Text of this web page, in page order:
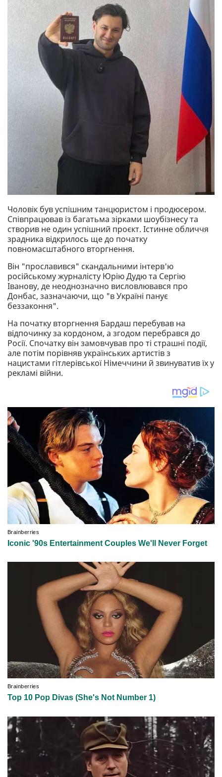
Чоловік був успішним танцюристом і продюсером.
Співпрацював із багатьма зірками шоубізнесу та
створив не один успішний проєкт. Істинне обличчя
зрадника відкрилось ще до початку
повномасштабного вторгнення.
Він "прославився" скандальними інтерв'ю
російському журналісту Юрію Дудю та Сергію
Іванову, де неоднозначно висловлювався про
Донбас, зазначаючи, що "в Україні панує
беззаконня".
На початку вторгнення Бардаш перебував на
відпочинку за кордоном, а згодом перебрався до
Росії. Спочатку він замовчував про ті страшні події,
але потім порівняв українських артистів з
нацистами гітлерівської Німеччини й звинуватив їх у
рекламі війни.